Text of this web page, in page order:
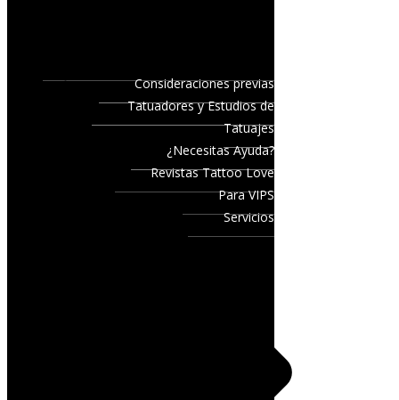
Consideraciones previas
Tatuadores y Estudios de
Tatuajes
¿Necesitas Ayuda?
Revistas Tattoo Love
Para VIPS
Servicios